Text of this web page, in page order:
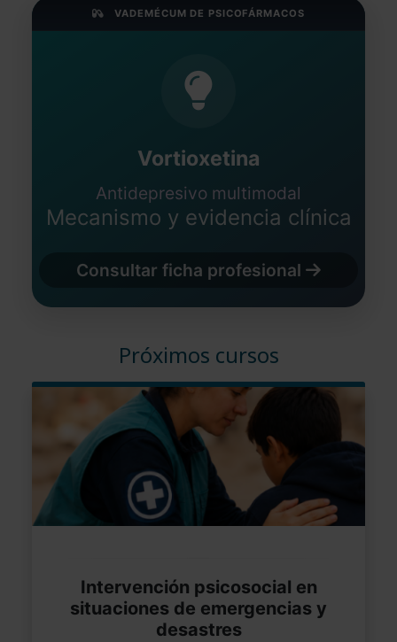
VADEMÉCUM DE PSICOFÁRMACOS
Vortioxetina
Antidepresivo multimodal
Mecanismo y evidencia clínica
Consultar ficha profesional
Próximos cursos
Intervención psicosocial en
situaciones de emergencias y
desastres